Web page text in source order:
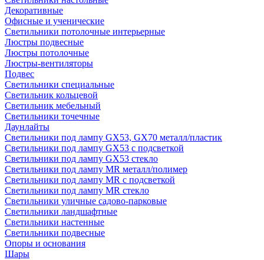
Декоративные
Офисные и ученические
Светильники потолочные интерьерные
Люстры подвесные
Люстры потолочные
Люстры-вентиляторы
Подвес
Светильники специальные
Светильник кольцевой
Светильник мебельный
Светильники точечные
Даунлайты
Светильники под лампу GX53, GX70 металл/пластик
Светильники под лампу GX53 с подсветкой
Светильники под лампу GX53 стекло
Светильники под лампу MR металл/полимер
Светильники под лампу MR с подсветкой
Светильники под лампу MR стекло
Светильники уличные садово-парковые
Светильники ландшафтные
Светильники настенные
Светильники подвесные
Опоры и основания
Шары